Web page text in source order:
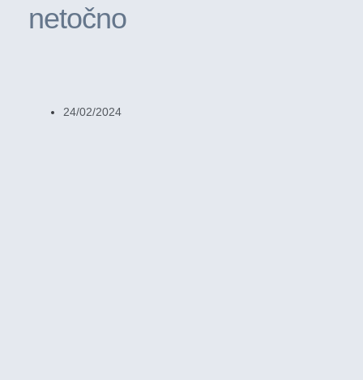
netočno
24/02/2024